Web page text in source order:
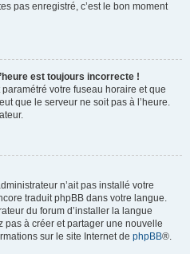
pas enregistré, c’est le bon moment
est toujours incorrecte !
votre fuseau horaire et que
que le serveur ne soit pas à l’heure.
n’ait pas installé votre
traduit phpBB dans votre langue.
du forum d’installer la langue
pas à créer et partager une nouvelle
sur le site Internet de phpBB®.